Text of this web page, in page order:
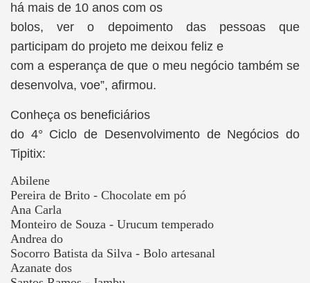
há mais de 10 anos com os
bolos, ver o depoimento das pessoas que
participam do projeto me deixou feliz e
com a esperança de que o meu negócio também se
desenvolva, voe”, afirmou.
Conheça os beneficiários
do 4° Ciclo de Desenvolvimento de Negócios do
Tipitix:
Abilene
Pereira de Brito - Chocolate em pó
Ana Carla
Monteiro de Souza - Urucum temperado
Andrea do
Socorro Batista da Silva - Bolo artesanal
Azanate dos